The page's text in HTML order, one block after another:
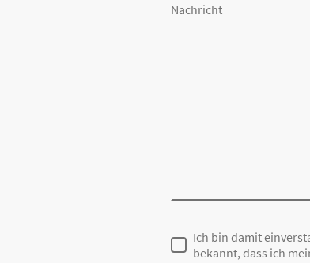
Nachricht
Ich bin damit
bekannt, dass ich